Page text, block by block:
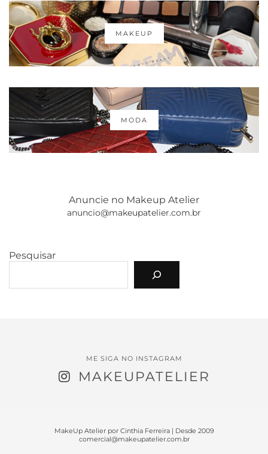
MAKEUP
MODA
Anuncie no Makeup Atelier
anuncio@makeupatelier.com.br
Pesquisar
ME SIGA NO INSTAGRAM
MAKEUPATELIER
MakeUp Atelier por Cinthia Ferreira | Desde 2009
comercial@makeupatelier.com.br